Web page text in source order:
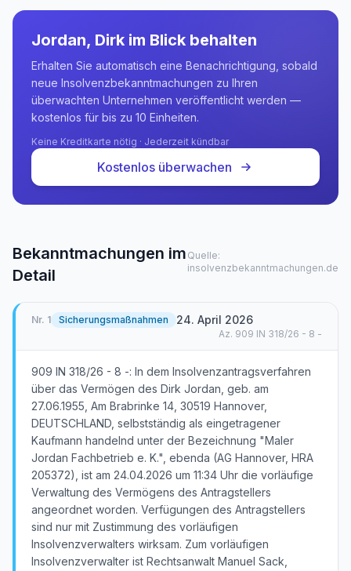
Jordan, Dirk im Blick behalten
Erhalten Sie automatisch eine Benachrichtigung, sobald
neue Insolvenzbekanntmachungen zu Ihren
überwachten Unternehmen veröffentlicht werden —
kostenlos für bis zu 10 Einheiten.
Keine Kreditkarte nötig · Jederzeit kündbar
Kostenlos überwachen
Bekanntmachungen im
Detail
Quelle:
insolvenzbekanntmachungen.de
Nr. 1 Sicherungsmaßnahmen 24. April 2026
Az. 909 IN 318/26 - 8 -
909 IN 318/26 - 8 -: In dem Insolvenzantragsverfahren
über das Vermögen des Dirk Jordan, geb. am
27.06.1955, Am Brabrinke 14, 30519 Hannover,
DEUTSCHLAND, selbstständig als eingetragener
Kaufmann handelnd unter der Bezeichnung "Maler
Jordan Fachbetrieb e. K.", ebenda (AG Hannover, HRA
205372), ist am 24.04.2026 um 11:34 Uhr die vorläufige
Verwaltung des Vermögens des Antragstellers
angeordnet worden. Verfügungen des Antragstellers
sind nur mit Zustimmung des vorläufigen
Insolvenzverwalters wirksam. Zum vorläufigen
Insolvenzverwalter ist Rechtsanwalt Manuel Sack,